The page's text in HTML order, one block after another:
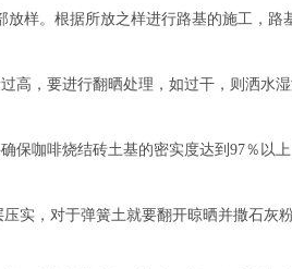
样。根据所放之样进行路基的施工，路
，要进行翻晒处理，如过干，则洒水湿
咖啡烧结砖土基的密实度达到97％以上
，对于弹簧土就要翻开晾晒并撒石灰